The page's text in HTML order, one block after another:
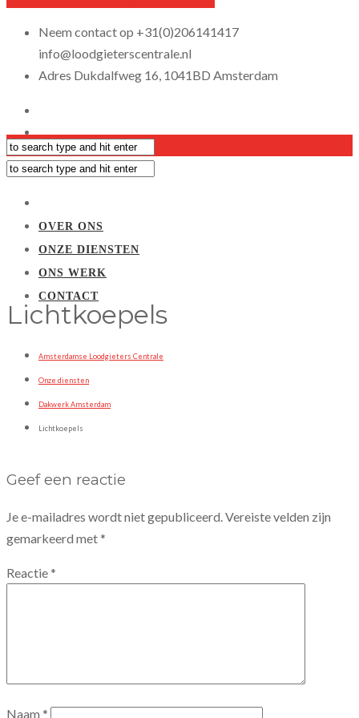
Neem contact op +31(0)206141417
info@loodgieterscentrale.nl
Adres Dukdalfweg 16, 1041BD Amsterdam
OVER ONS
ONZE DIENSTEN
ONS WERK
CONTACT
Lichtkoepels
Amsterdamse Loodgieters Centrale
Onze diensten
Dakwerk Amsterdam
Lichtkoepels
Geef een reactie
Je e-mailadres wordt niet gepubliceerd.Vereiste velden zijn
gemarkeerd met*
Reactie*
Naam *